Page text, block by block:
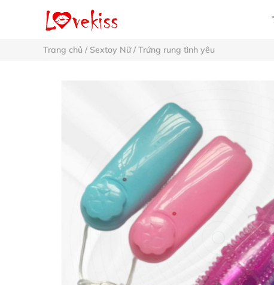
Trang chủ / Sextoy Nữ/ Trứng rung tình yêu